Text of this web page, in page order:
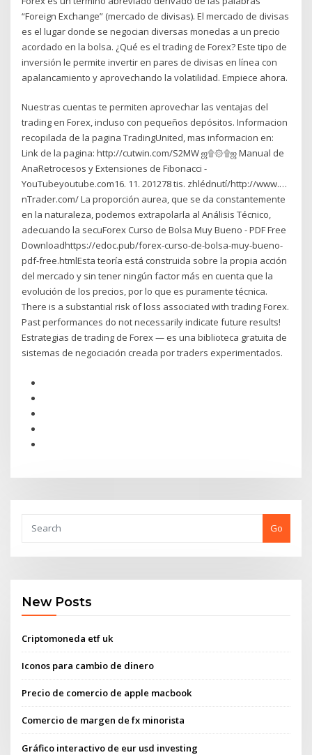
“Foreign Exchange” (mercado de divisas). El mercado de divisas
es el lugar donde se negocian diversas monedas a un precio
acordado en la bolsa. ¿Qué es el trading de Forex? Este tipo de
inversión le permite invertir en pares de divisas en línea con
apalancamiento y aprovechando la volatilidad. Empiece ahora.
Nuestras cuentas te permiten aprovechar las ventajas del
trading en Forex, incluso con pequeños depósitos. Informacion
recopilada de la pagina TradingUnited, mas informacion en:
Link de la pagina: http://cutwin.com/S2MW ஜ۩۞۩ஜ Manual de
AnaRetrocesos y Extensiones de Fibonacci -
YouTubeyoutube.com16. 11. 201278 tis. zhlédnutí/http://www.…
nTrader.com/ La proporción aurea, que se da constantemente
en la naturaleza, podemos extrapolarla al Análisis Técnico,
adecuando la secuForex Curso de Bolsa Muy Bueno - PDF Free
Downloadhttps://edoc.pub/forex-curso-de-bolsa-muy-bueno-
pdf-free.htmlEsta teoría está construida sobre la propia acción
del mercado y sin tener ningún factor más en cuenta que la
evolución de los precios, por lo que es puramente técnica.
There is a substantial risk of loss associated with trading Forex.
Past performances do not necessarily indicate future results!
Estrategias de trading de Forex — es una biblioteca gratuita de
sistemas de negociación creada por traders experimentados.
Go
New Posts
Criptomoneda etf uk
Iconos para cambio de dinero
Precio de comercio de apple macbook
Comercio de margen de fx minorista
Gráfico interactivo de eur usd investing